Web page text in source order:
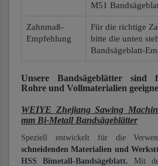
M51
Zahnmaß-
Empfehlung
Für die richtige
bitte die unten
Bandsägeblatt-
Unsere Bandsägeblätter sind
Rohre und Vollmaterialien
WEIYE Zhejiang Sawing
mm Bi-Metall Bandsägeblätter
Speziell entwickelt für die
schneidenden Materialien und
HSS Bimetall-Bandsägeblatt. Mit